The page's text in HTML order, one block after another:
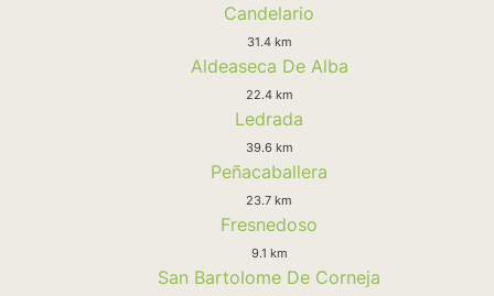
Candelario
31.4 km
Aldeaseca De Alba
22.4 km
Ledrada
39.6 km
Peñacaballera
23.7 km
Fresnedoso
9.1 km
San Bartolome De Corneja